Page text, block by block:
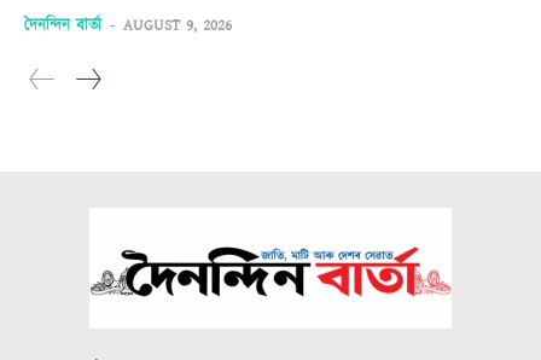
দৈনন্দিন বাৰ্তা - AUGUST 9, 2026